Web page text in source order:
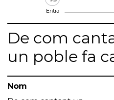
Entra
De com
un poble fa
Nom